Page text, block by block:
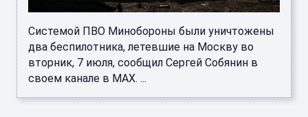
Системой ПВО Минобороны были уничтожены
два беспилотника, летевшие на Москву во
вторник, 7 июля, сообщил Сергей Собянин в
своем канале в МАХ. ...